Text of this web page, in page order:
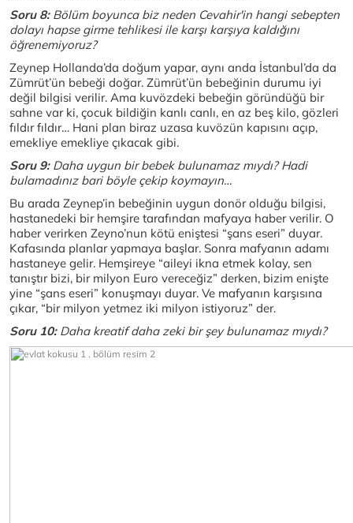
Soru 8:Bölüm boyunca biz neden Cevahir'in hangi sebepten
dolayı hapse girme tehlikesi ile karşı karşıya kaldığını
öğrenemiyoruz?
Zeynep Hollanda’da doğum yapar, aynı anda İstanbul’da da
Zümrüt’ün bebeği doğar. Zümrüt’ün bebeğinin durumu iyi
değil bilgisi verilir. Ama kuvözdeki bebeğin göründüğü bir
sahne var ki, çocuk bildiğin kanlı canlı, en az beş kilo, gözleri
fıldır fıldır… Hani plan biraz uzasa kuvözün kapısını açıp,
emekliye emekliye çıkacak gibi.
Soru 9:Daha uygun bir bebek bulunamaz mıydı? Hadi
bulamadınız bari böyle çekip koymayın…
Bu arada Zeynep’in bebeğinin uygun donör olduğu bilgisi,
hastanedeki bir hemşire tarafından mafyaya haber verilir. O
haber verirken Zeyno’nun kötü eniştesi “şans eseri” duyar.
Kafasında planlar yapmaya başlar. Sonra mafyanın adamı
hastaneye gelir. Hemşireye “aileyi ikna etmek kolay, sen
tanıştır bizi, bir milyon Euro vereceğiz” derken, bizim enişte
yine “şans eseri” konuşmayı duyar. Ve mafyanın karşısına
çıkar, “bir milyon yetmez iki milyon istiyoruz” der.
Soru 10:Daha kreatif daha zeki bir şey bulunamaz mıydı?